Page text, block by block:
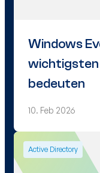
Windows
wichtigsten
bedeuten
10. Feb 2026
Active Directory